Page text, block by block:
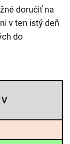
doručiť na
v ten istý deň
do